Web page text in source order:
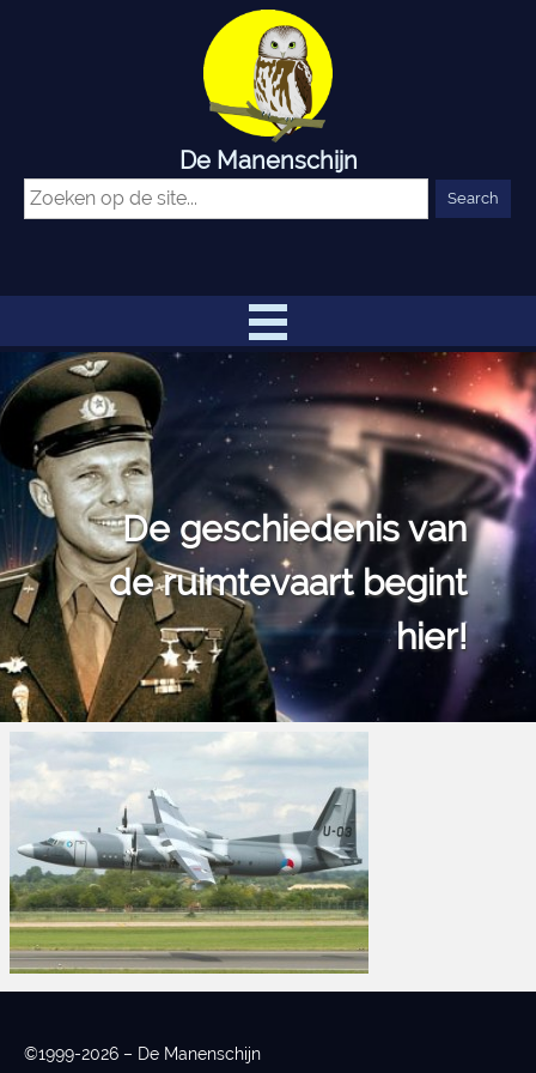
De Manenschijn
De geschiedenis van
de ruimtevaart begint
hier!
©1999-2026 – De Manenschijn